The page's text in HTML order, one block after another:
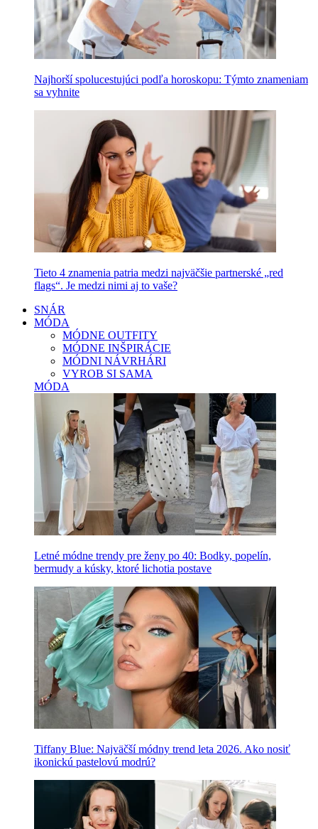
Najhorší spolucestujúci podľa horoskopu: Týmto znameniam
sa vyhnite
Tieto 4 znamenia patria medzi najväčšie partnerské „red
flags“. Je medzi nimi aj to vaše?
SNÁR
MÓDA
MÓDNE OUTFITY
MÓDNE INŠPIRÁCIE
MÓDNI NÁVRHÁRI
VYROB SI SAMA
MÓDA
Letné módne trendy pre ženy po 40: Bodky, popelín,
bermudy a kúsky, ktoré lichotia postave
Tiffany Blue: Najväčší módny trend leta 2026. Ako nosiť
ikonickú pastelovú modrú?